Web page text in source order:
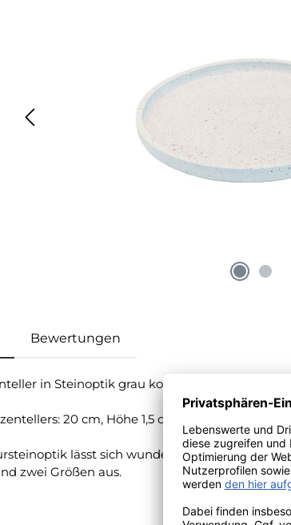
Bewertungen
in Steinoptik grau kommt von Engels,
20 cm, Höhe 1,5 cm. Für
lässt sich wunderbar mit den
zwei Größen aus.